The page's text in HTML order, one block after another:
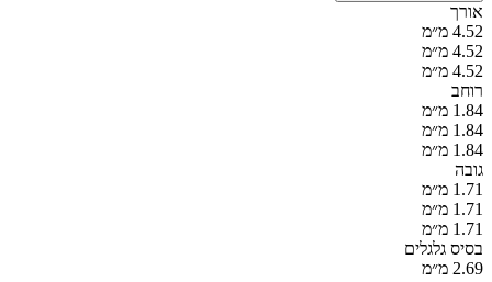
אורך
4.52 מ״מ
4.52 מ״מ
4.52 מ״מ
רוחב
1.84 מ״מ
1.84 מ״מ
1.84 מ״מ
גובה
1.71 מ״מ
1.71 מ״מ
1.71 מ״מ
בסיס גלגלים
2.69 מ״מ